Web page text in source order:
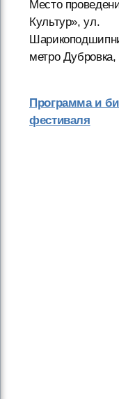
Место
Культур», ул.
метро
Программа и
фестиваля